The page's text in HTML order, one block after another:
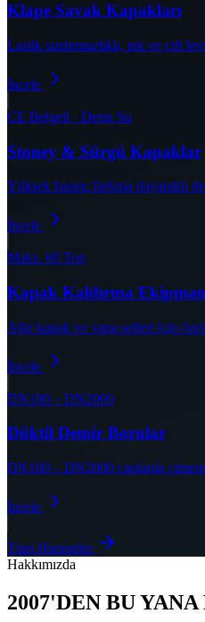
Klape Savak Kapakları
Lastik sızdırmazlıklı, tek ve çift
İncele
CE Belgeli · Derin Su
Stoney & Sürgü Kapaklar
Yüksek basınç farkına dayanıklı
İncele
Maks. 60 Ton
Kapak Kaldırma
Ağır kapak ve vana setleri için
İncele
DN100 – DN2000
Düktil Demir Borular
DN100 – DN2000 çaplarda
İncele
Tüm Hizmetler
Hakkımızda
2007'DEN BU